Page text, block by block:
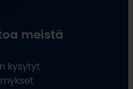
meistä
kysytyt